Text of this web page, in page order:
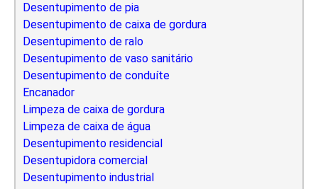
Desentupimento de pia
Desentupimento de caixa de gordura
Desentupimento de ralo
Desentupimento de vaso sanitário
Desentupimento de conduíte
Encanador
Limpeza de caixa de gordura
Limpeza de caixa de água
Desentupimento residencial
Desentupidora comercial
Desentupimento industrial